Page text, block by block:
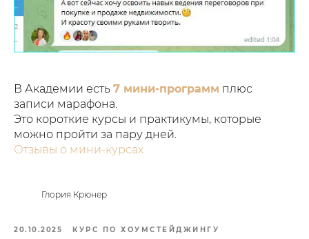
В Академии есть 7 мини-программ плюс
записи марафона.
Это короткие курсы и практикумы, которые
можно пройти за пару дней.
Отзывы о мини-курсах
Глория Крюнер
20.10.2025 КУРС ПО ХОУМСТЕЙДЖИНГУ